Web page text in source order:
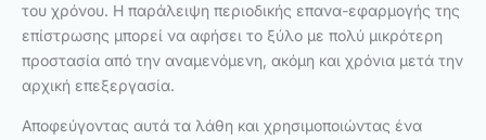
του χρόνου. Η παράλειψη περιοδικής επανα-εφαρμογής της
επίστρωσης μπορεί να αφήσει το ξύλο με πολύ μικρότερη
προστασία από την αναμενόμενη, ακόμη και χρόνια μετά την
αρχική επεξεργασία.
Αποφεύγοντας αυτά τα λάθη και χρησιμοποιώντας ένα